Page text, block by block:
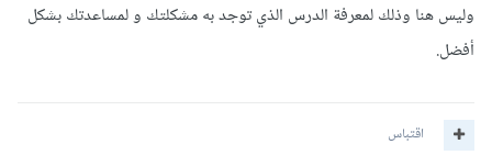
وليس هنا وذلك لمعرفة الدرس الذي توجد به مشكلتك و لمساعدتك بشكل
أفضل.
اقتباس